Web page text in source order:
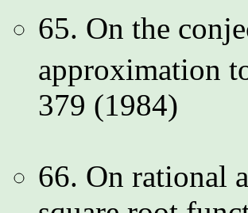
65. On the
approximation
379 (1984)
66. On rational